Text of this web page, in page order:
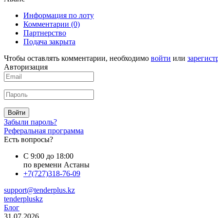
Информация по лоту
Комментарии (0)
Партнерство
Подача закрыта
Чтобы оставлять комментарии, необходимо войти или
Авторизация
Войти
Забыли пароль?
Реферальная программа
Есть вопросы?
С 9:00 до 18:00
по времени Астаны
+7(727)318-76-09
support@tenderplus.kz
tenderpluskz
Блог